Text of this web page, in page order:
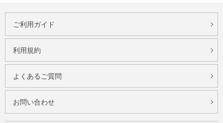
ご利用ガイド
利用規約
よくあるご質問
お問い合わせ